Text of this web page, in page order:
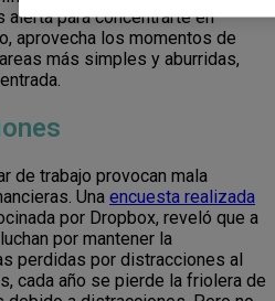
para concentrarte en
aprovecha los momentos de
más simples y aburridas,
de trabajo provocan mala
Una encuesta realizada
por Dropbox, reveló que a
por mantener la
perdidas por distracciones al
cada año se pierde la friolera de